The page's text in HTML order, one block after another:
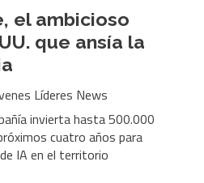
el ambicioso
que ansía la
Líderes News
invierta hasta 500.000
cuatro años para
IA en el territorio